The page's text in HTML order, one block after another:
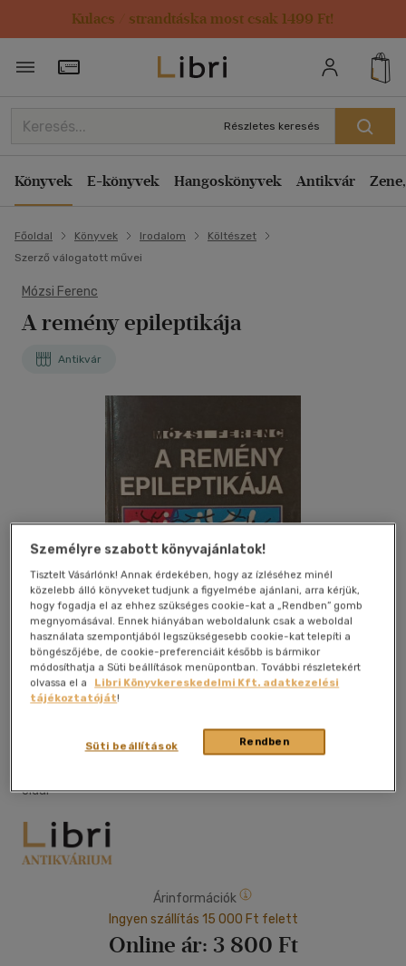
Kulacs / strandtáska most csak 1499 Ft!
Törzsvásárlói Kártya adatai
Részletes keresés
Könyvek E-könyvek Hangoskönyvek Antikvár
Főoldal Könyvek Irodalom
Költészet
Szerző válogatott művei
Mózsi Ferenc
A remény epileptikája
Antikvár
Kívánságlistához adom
oldal
Árinformációk
Ingyen szállítás 15 000 Ft felett
Online ár: 3 800 Ft
Személyre szabott könyvajánlatok!
Tisztelt Vásárlónk! Annak érdekében, hogy az ízléséhez minél
közelebb álló könyveket tudjunk a figyelmébe ajánlani, arra kérjük,
hogy fogadja el az ehhez szükséges cookie-kat a „Rendben” gomb
megnyomásával. Ennek hiányában weboldalunk csak a weboldal
használata szempontjából legszükségesebb cookie-kat telepíti a
böngészőjébe, de cookie-preferenciáit később is bármikor
módosíthatja a Süti beállítások menüpontban. További részletekért
olvassa el a
Libri Könyvkereskedelmi Kft. adatkezelési
tájékoztatóját!
Rendben
Süti beállítások